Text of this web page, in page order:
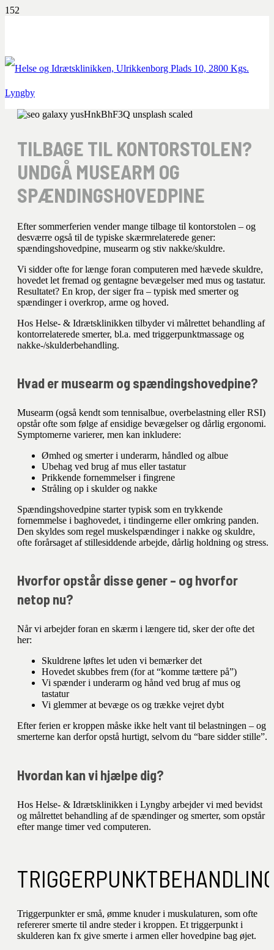
TILBAGE TIL KONTORSTOLEN?
UNDGÅ MUSEARM OG
SPÆNDINGSHOVEDPINE
Efter sommerferien vender mange tilbage til kontorstolen – og
desværre også til de typiske skærmrelaterede gener:
spændingshovedpine, musearm og stiv nakke/skuldre.
Vi sidder ofte for længe foran computeren med hævede skuldre,
hovedet let fremad og gentagne bevægelser med mus og tastatur.
Resultatet? En krop, der siger fra – typisk med smerter og
spændinger i overkrop, arme og hoved.
Hos Helse- & Idrætsklinikken tilbyder vi målrettet behandling af
kontorrelaterede smerter, bl.a. med triggerpunktmassage og
nakke-/skulderbehandling.
Hvad er musearm og spændingshovedpine?
Musearm (også kendt som tennisalbue, overbelastning eller RSI)
opstår ofte som følge af ensidige bevægelser og dårlig ergonomi.
Symptomerne varierer, men kan inkludere:
Ømhed og smerter i underarm, håndled og albue
Ubehag ved brug af mus eller tastatur
Prikkende fornemmelser i fingrene
Stråling op i skulder og nakke
Spændingshovedpine starter typisk som en trykkende
fornemmelse i baghovedet, i tindingerne eller omkring panden.
Den skyldes som regel muskelspændinger i nakke og skuldre,
ofte forårsaget af stillesiddende arbejde, dårlig holdning og stress.
Hvorfor opstår disse gener – og hvorfor
netop nu?
Når vi arbejder foran en skærm i længere tid, sker der ofte det
her:
Skuldrene løftes let uden vi bemærker det
Hovedet skubbes frem (for at “komme tættere på”)
Vi spænder i underarm og hånd ved brug af mus og
tastatur
Vi glemmer at bevæge os og trække vejret dybt
Efter ferien er kroppen måske ikke helt vant til belastningen – og
smerterne kan derfor opstå hurtigt, selvom du “bare sidder stille”.
Hvordan kan vi hjælpe dig?
Hos Helse- & Idrætsklinikken i Lyngby arbejder vi med bevidst
og målrettet behandling af de spændinger og smerter, som opstår
efter mange timer ved computeren.
Triggerpunkter er små, ømme knuder i muskulaturen, som ofte
refererer smerte til andre steder i kroppen. Et triggerpunkt i
skulderen kan fx give smerte i armen eller hovedpine bag øjet.